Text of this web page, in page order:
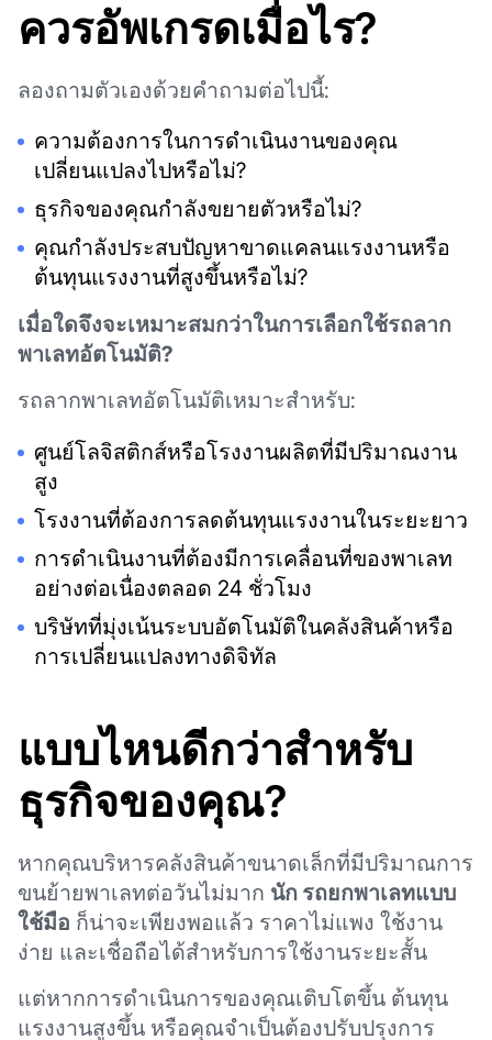
ควรอัพเกรดเมื่อไร?
ลองถามตัวเองด้วยคำถามต่อไปนี้:
ความต้องการในการดำเนินงานของคุณ
เปลี่ยนแปลงไปหรือไม่?
ธุรกิจของคุณกำลังขยายตัวหรือไม่?
คุณกำลังประสบปัญหาขาดแคลนแรงงานหรือ
ต้นทุนแรงงานที่สูงขึ้นหรือไม่?
เมื่อใดจึงจะเหมาะสมกว่าในการเลือกใช้รถลาก
พาเลทอัตโนมัติ?
รถลากพาเลทอัตโนมัติเหมาะสำหรับ:
ศูนย์โลจิสติกส์หรือโรงงานผลิตที่มีปริมาณงาน
สูง
โรงงานที่ต้องการลดต้นทุนแรงงานในระยะยาว
การดำเนินงานที่ต้องมีการเคลื่อนที่ของพาเลท
อย่างต่อเนื่องตลอด 24 ชั่วโมง
บริษัทที่มุ่งเน้นระบบอัตโนมัติในคลังสินค้าหรือ
การเปลี่ยนแปลงทางดิจิทัล
แบบไหนดีกว่าสำหรับ
ธุรกิจของคุณ?
หากคุณบริหารคลังสินค้าขนาดเล็กที่มีปริมาณการ
ขนย้ายพาเลทต่อวันไม่มาก นัก รถยกพาเลทแบบ
ใช้มือ ก็น่าจะเพียงพอแล้ว ราคาไม่แพง ใช้งาน
ง่าย และเชื่อถือได้สำหรับการใช้งานระยะสั้น
แต่หากการดำเนินการของคุณเติบโตขึ้น ต้นทุน
แรงงานสูงขึ้น หรือคุณจำเป็นต้องปรับปรุงการ